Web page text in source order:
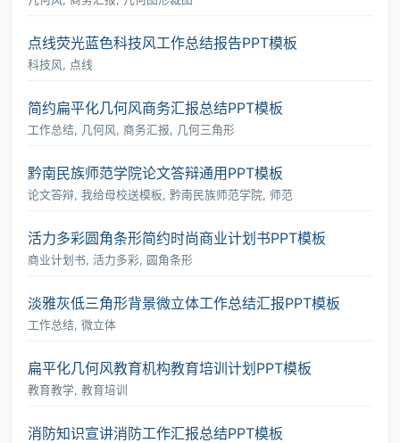
点线荧光蓝色科技风工作总结报告PPT模板
科技风, 点线
简约扁平化几何风商务汇报总结PPT模板
工作总结, 几何风, 商务汇报, 几何三角形
黔南民族师范学院论文答辩通用PPT模板
论文答辩, 我给母校送模板, 黔南民族师范学院, 师范
活力多彩圆角条形简约时尚商业计划书PPT模板
商业计划书, 活力多彩, 圆角条形
淡雅灰低三角形背景微立体工作总结汇报PPT模板
工作总结, 微立体
扁平化几何风教育机构教育培训计划PPT模板
教育教学, 教育培训
消防知识宣讲消防工作汇报总结PPT模板